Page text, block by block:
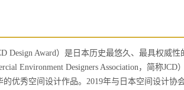
Design Award）是日本历史最悠久、最具权威
Environment Designers Association，简称
优秀空间设计作品。2019年与日本空间设计协